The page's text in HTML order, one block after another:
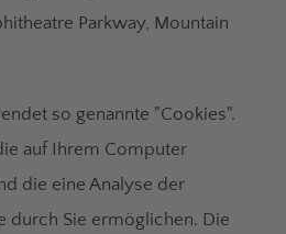
Parkway, Mountain
so genannte "Cookies".
auf Ihrem Computer
die eine Analyse der
durch Sie ermöglichen. Die